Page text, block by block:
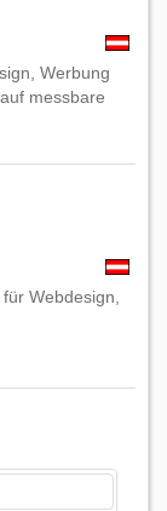
Werbung
messbare
Webdesign,